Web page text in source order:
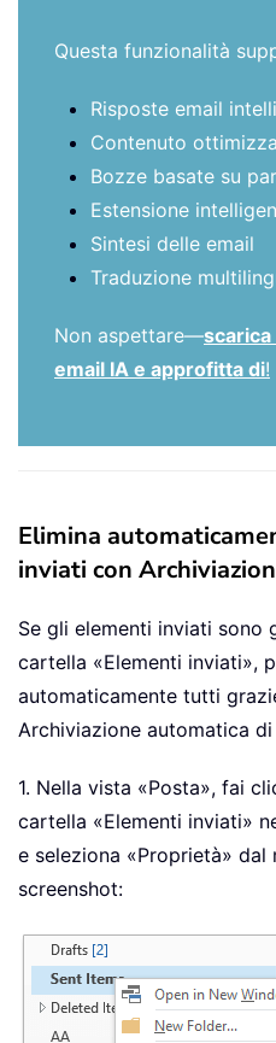
Questa funzionalità
Risposte email
Contenuto
Bozze basate su
Estensione
Sintesi delle email
Traduzione
Non aspettare—scarica
email IA e approfitta di!
Elimina
inviati con
Se gli elementi inviati sono
cartella «Elementi inviati»,
automaticamente tutti
Archiviazione automatica
1. Nella vista «Posta», fai
cartella «Elementi inviati»
e seleziona «Proprietà» dal
screenshot: